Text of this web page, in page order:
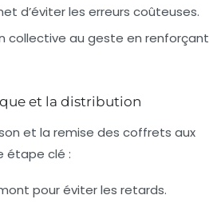
d’éviter les erreurs coûteuses.
collective au geste en renforçant
et la distribution
et la remise des coffrets aux
étape clé :
pour éviter les retards.